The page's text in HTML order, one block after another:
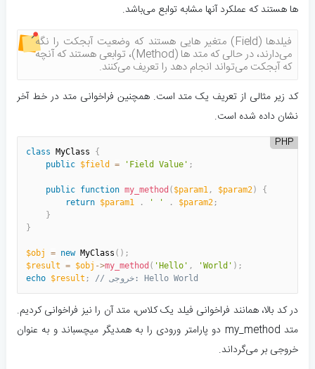
ها هستند که عملکرد آنها مشابه توابع می‌باشد.
فیلد‌ها (Field) متغیر هایی هستند که وضعیت آبجکت را نگه
می‌دارند، در حالی که متد ها (Method)، توابعی هستند که آنچه
که آبجکت می‌تواند انجام دهد را تعریف می‌کنند.
کد زیر مثالی از تعریف یک متد است. همچنین فراخوانی متد در خط آخر
نشان داده شده است.
PHP
class MyClass
{
public $field = 'Field Value' ;
public function my_method ( $param1 , $param2)
{
return $param1 . ' ' . $param2 ;
}
}
$obj = new MyClass ( ) ;
$result = $obj ->my_method ( 'Hello' , 'World' ) ;
echo $result ; // خروجی: Hello World
در کد بالا، همانند فراخوانی فیلد یک کلاس، متد آن را نیز فراخوانی کردیم.
متد my_method دو پارامتر ورودی را به همدیگر میچسباند و به عنوان
خروجی بر می‌گرداند.